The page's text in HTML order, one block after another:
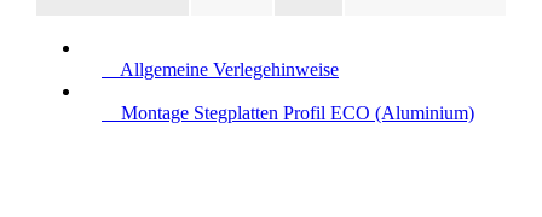
Allgemeine Verlegehinweise
Montage Stegplatten Profil ECO (Aluminium)